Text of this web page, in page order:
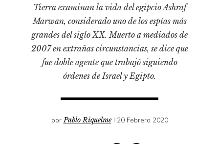
Diccionario portátil de la literatura chilena
Documentos
Fragmentos
Gran reserva
Lagunas mentales
Tierra examinan la vida del egipcio Ashraf
Marwan, considerado uno de los espías más
grandes del siglo XX. Muerto a mediados de
2007 en extrañas circunstancias, se dice que
fue doble agente que trabajó siguiendo
órdenes de Israel y Egipto.
porPablo Riquelme I 20 Febrero 2020